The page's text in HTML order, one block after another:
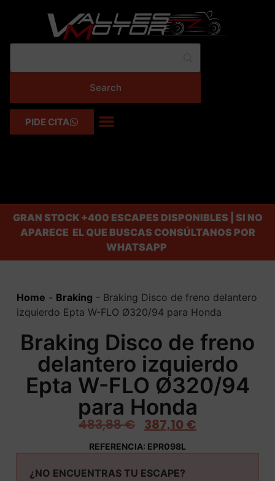
PIDE CITA
GRAN STOCK+400 ESCAPES DISPONIBLES | SI NO
APARECE EL QUE BUSCAS CONSÚLTANOS POR
WHATSAPP
Home - Braking - Braking Disco de freno delantero
izquierdo Epta W-FLO Ø320/94 para Honda
Braking Disco de freno
delantero izquierdo
Epta W-FLO Ø320/94
para Honda
483,88€ 387,10 €
REFERENCIA: EPR098L
¿NO ENCUENTRAS TU ESCAPE?